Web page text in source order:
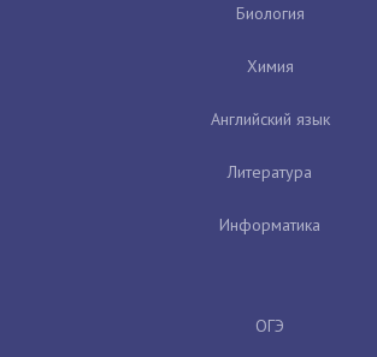
Биология
Химия
Английский язык
Литература
Информатика
ОГЭ